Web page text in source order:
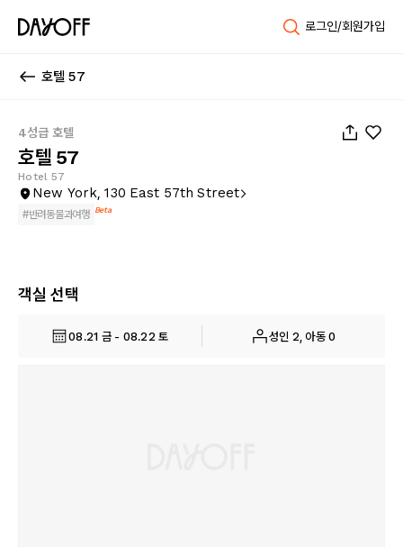
로그인/회원가입
호텔 57
4성급 호텔
호텔 57
Hotel 57
New York, 130 East 57th Street
#반려동물과여행 Beta
객실 선택
08.21 금 - 08.22 토 성인 2, 아동 0